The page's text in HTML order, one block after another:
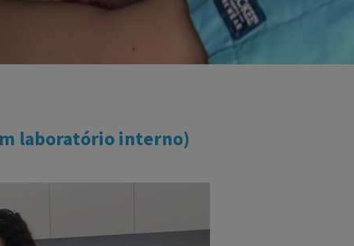
laboratório interno)